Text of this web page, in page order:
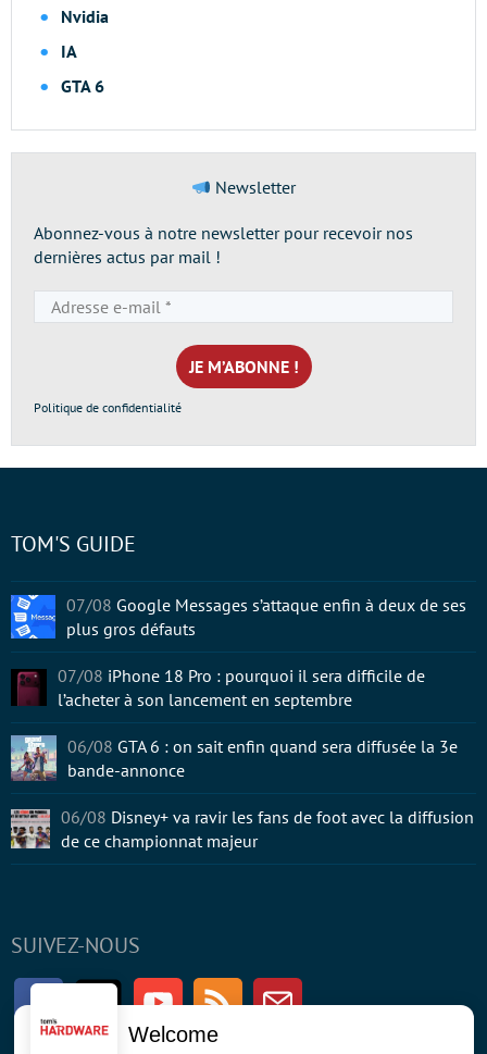
Nvidia
IA
GTA 6
Newsletter
Abonnez-vous à notre newsletter pour recevoir nos
dernières actus par mail !
e-
mail
*
Politique de confidentialité
SUIVEZ-NOUS
FacebookTwitter Youtube RSS Newsletter
TOM'S GUIDE
07/08 Google Messages s’attaque enfin à deux de ses
plus gros défauts
07/08 iPhone 18 Pro : pourquoi il sera difficile de
l’acheter à son lancement en septembre
06/08 GTA 6 : on sait enfin quand sera diffusée la 3e
bande-annonce
06/08 Disney+ va ravir les fans de foot avec la diffusion
de ce championnat majeur
Welcome